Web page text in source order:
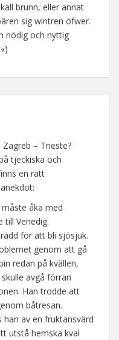
brunn, eller annat
sig wintren öfwer.
nödig och nyttig
– Trieste?
tjeckiska och
en rätt
åka med
till Venedig.
för att bli sjösjuk.
genom att gå
redan på kvällen,
avgå förrän
Han trodde att
båtresan.
av en fruktansvärd
utstå hemska kval